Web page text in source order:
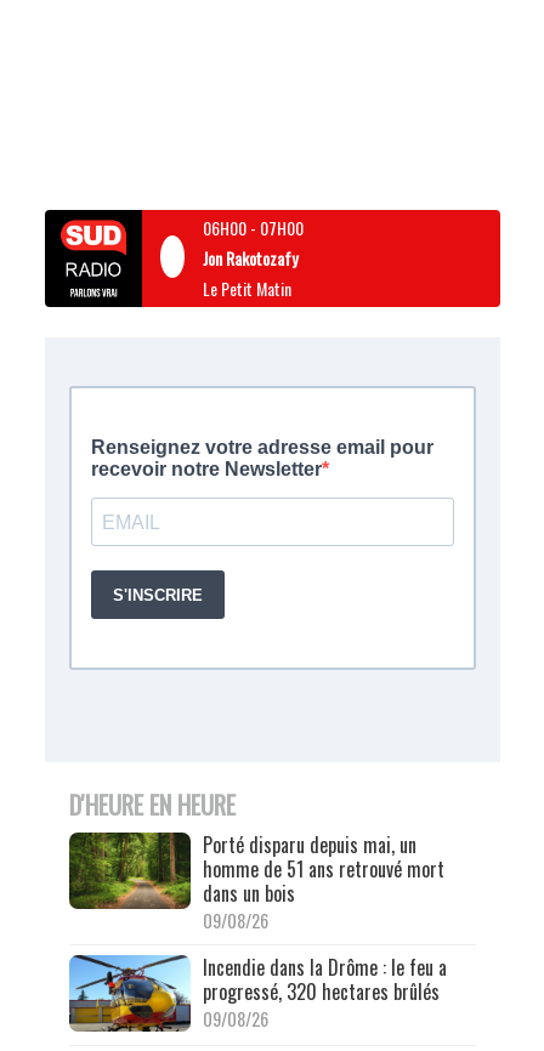
06H00- 07H00
Jon Rakotozafy
Le Petit Matin
D'HEURE EN HEURE
Porté disparu depuis mai, un
homme de 51 ans retrouvé mort
dans un bois
09/08/26
Incendie dans la Drôme : le feu a
progressé, 320 hectares brûlés
09/08/26